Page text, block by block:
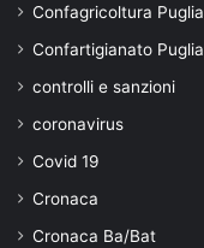
Confagricoltura Puglia
Confartigianato Puglia
controlli e sanzioni
coronavirus
Covid 19
Cronaca
Cronaca Ba/Bat